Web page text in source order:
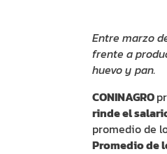
Entre marzo
frente a
huevo y pan.
CONINAGRO
rinde el
promedio de
Promedio de